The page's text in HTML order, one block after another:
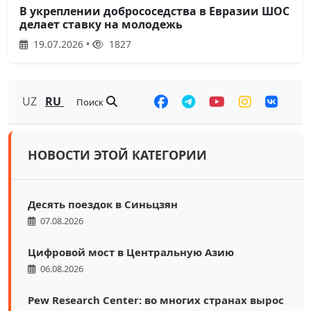
В укреплении добрососедства в Евразии ШОС
делает ставку на молодежь
19.07.2026 • 1827
UZ RU Поиск
НОВОСТИ ЭТОЙ КАТЕГОРИИ
Десять поездок в Синьцзян
07.08.2026
Цифровой мост в Центральную Азию
06.08.2026
Pew Research Center: во многих странах вырос